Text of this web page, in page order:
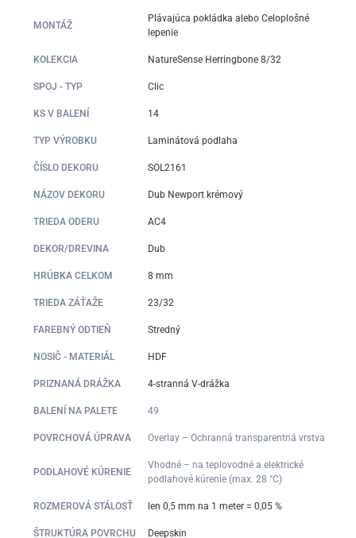
MONTÁŽ
Plávajúca pokládka alebo Celoplošné
lepenie
KOLEKCIA NatureSense Herringbone 8/32
SPOJ - TYP Clic
KS V BALENÍ 14
TYP VÝROBKU Laminátová podlaha
ČÍSLO DEKORU SOL2161
NÁZOV DEKORU Dub Newport krémový
TRIEDA ODERU AC4
DEKOR/DREVINA Dub
HRÚBKA CELKOM 8 mm
TRIEDA ZÁŤAŽE 23/32
FAREBNÝ ODTIEŇ Stredný
NOSIČ - MATERIÁL HDF
PRIZNANÁ DRÁŽKA 4-stranná V-drážka
BALENÍ NA PALETE 49
POVRCHOVÁ ÚPRAVA Overlay – Ochranná transparentná vrstva
PODLAHOVÉ KÚRENIE
Vhodné – na teplovodné a elektrické
podlahové kúrenie (max. 28 °C)
ROZMEROVÁ STÁLOSŤ len 0,5 mm na 1 meter = 0,05 %
ŠTRUKTÚRA POVRCHU Deepskin